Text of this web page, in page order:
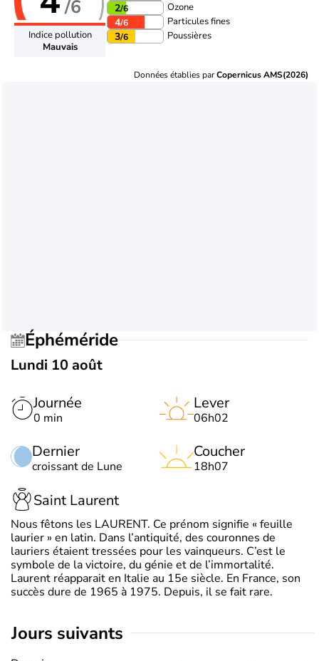
/6
Indice pollution
Mauvais
2/6 Ozone
4/6 Particules fines
3/6 Poussières
Données établies parCopernicus AMS(2026)
Éphéméride
Lundi 10 août
Journée
0 min
Dernier
croissant de Lune
Lever
06h02
Coucher
18h07
Saint Laurent
Nous fêtons les LAURENT. Ce prénom signifie « feuille
laurier » en latin. Dans l’antiquité, des couronnes de
lauriers étaient tressées pour les vainqueurs. C’est le
symbole de la victoire, du génie et de l’immortalité.
Laurent réapparait en Italie au 15e siècle. En France, son
succès dure de 1965 à 1975. Depuis, il se fait rare.
jours suivants